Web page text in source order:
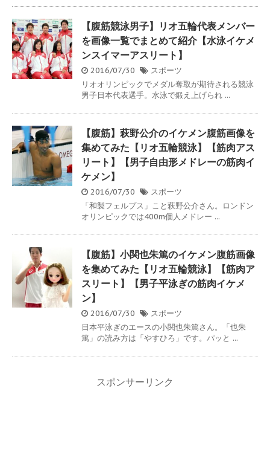
【腹筋競泳男子】リオ五輪代表メンバー
を画像一覧でまとめて紹介【水泳イケメ
ンスイマーアスリート】
2016/07/30
スポーツ
リオオリンピックでメダル奪取が期待される競泳
男子日本代表選手。水泳で鍛え上げられ ...
【腹筋】萩野公介のイケメン腹筋画像を
集めてみた【リオ五輪競泳】【筋肉アス
リート】【男子自由形メドレーの筋肉イ
ケメン】
2016/07/30
スポーツ
「和製フェルプス」こと萩野公介さん。ロンドン
オリンピックでは400m個人メドレー ...
【腹筋】小関也朱篤のイケメン腹筋画像
を集めてみた【リオ五輪競泳】【筋肉ア
スリート】【男子平泳ぎの筋肉イケメ
ン】
2016/07/30
スポーツ
日本平泳ぎのエースの小関也朱篤さん。「也朱
篤」の読み方は「やすひろ」です。パッと ...
スポンサーリンク